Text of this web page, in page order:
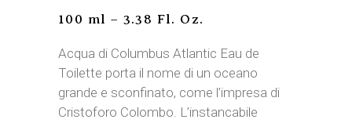
100 ml – 3.38 Fl. Oz.
Acqua di Columbus Atlantic Eau de
Toilette porta il nome di un oceano
grande e sconfinato, come l’impresa di
Cristoforo Colombo. L’instancabile